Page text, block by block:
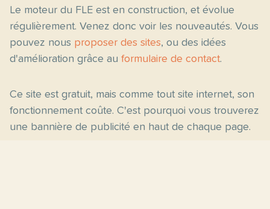
Le moteur du FLE est en construction, et évolue
régulièrement. Venez donc voir les nouveautés. Vous
pouvez nous proposer des sites, ou des idées
d'amélioration grâce au formulaire de contact.
Ce site est gratuit, mais comme tout site internet, son
fonctionnement coûte. C'est pourquoi vous trouverez
une bannière de publicité en haut de chaque page.